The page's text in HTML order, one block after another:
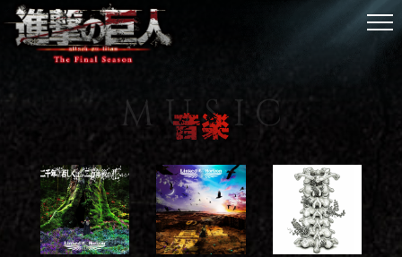
最新情報
放送情報
物語
スタッフ・キャスト